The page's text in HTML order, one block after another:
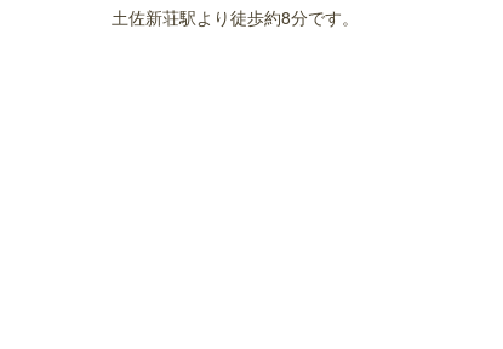
土佐新荘駅より徒歩約8分です。